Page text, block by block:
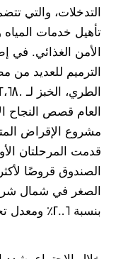
التدخلات، والتي
تأهيل خدمات المياه
الأمن الغذائي. في
الترميم للعديد من
العام قصص النجاح
مشروع الإقراض
قدمت المرحلتان
الصغر في شمال
بنسبة 2.06٪ ومعدل تخلف عن السداد بنسبة 0.13٪ فقط.